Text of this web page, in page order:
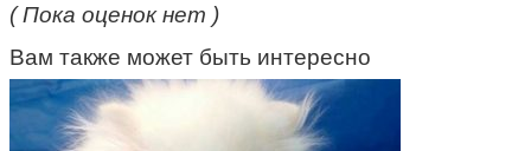
( Пока оценок нет )
Вам также может быть интересно